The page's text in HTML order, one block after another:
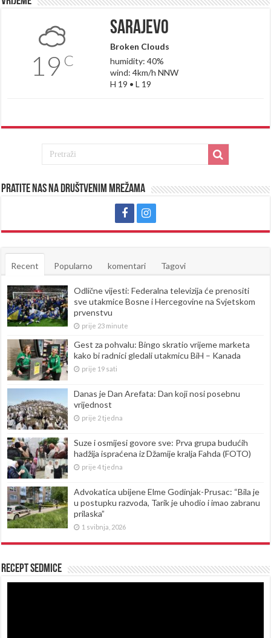
19 C
Sarajevo
Broken Clouds
humidity: 40%
wind: 4km/h NNW
H 19 • L 19
Pratite nas na društvenim mrežama
Recent Popularno komentari Tagovi
Odlične vijesti: Federalna televizija će prenositi
sve utakmice Bosne i Hercegovine na Svjetskom
prvenstvu
prije 23 minute
Gest za pohvalu: Bingo skratio vrijeme marketa
kako bi radnici gledali utakmicu BiH – Kanada
prije 19 sati
Danas je Dan Arefata: Dan koji nosi posebnu
vrijednost
prije 2 tjedna
Suze i osmijesi govore sve: Prva grupa budućih
hadžija ispraćena iz Džamije kralja Fahda (FOTO)
prije 4 tjedna
Advokatica ubijene Elme Godinjak-Prusac: “Bila je
u postupku razvoda, Tarik je uhodio i imao zabranu
prilaska”
1 svibnja, 2026
Recept sedmice